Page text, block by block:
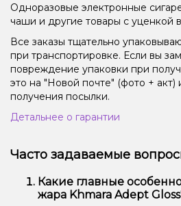
Одноразовые электронные
чаши и другие товары с уценкой
Все заказы тщательно
при транспортировке. Если вы
повреждение упаковки при
это на "Новой почте" (фото + акт)
получения посылки.
Детальнее о гарантии
Часто задаваемые
Какие главные
жара Khmara Adept